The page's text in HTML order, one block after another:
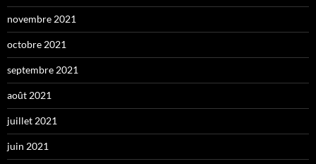
novembre 2021
octobre 2021
septembre 2021
août 2021
juillet 2021
juin 2021